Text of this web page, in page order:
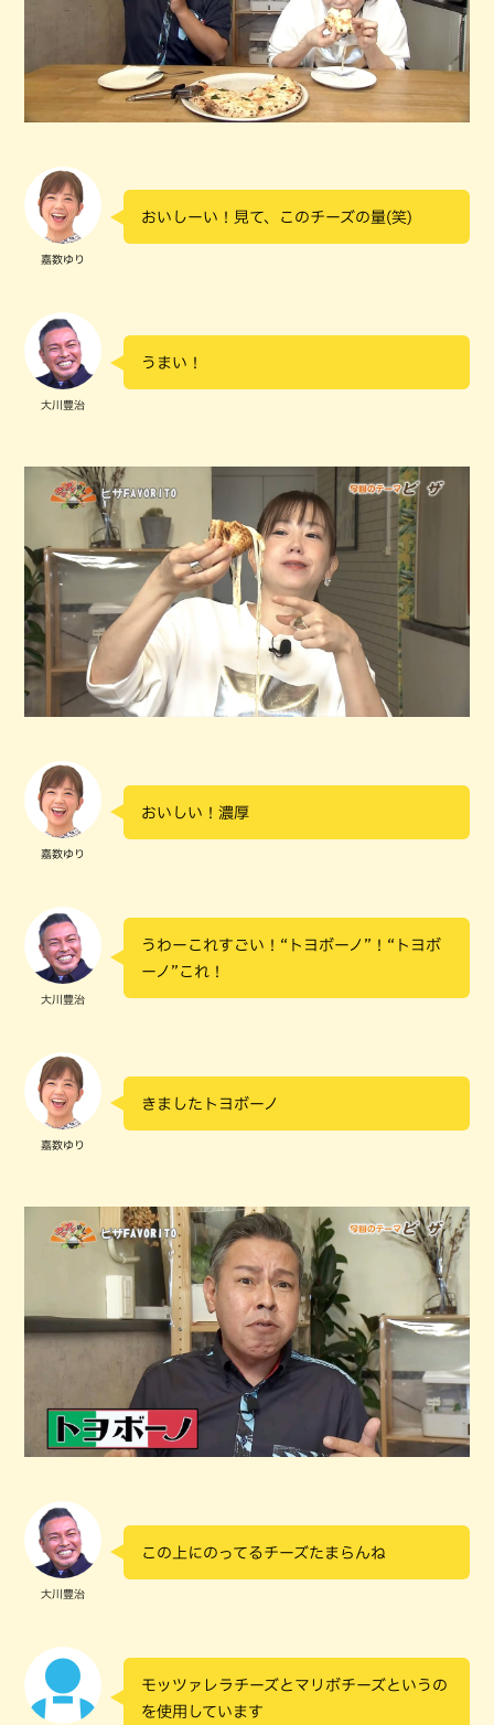
嘉数ゆり
おいしーい！見て、このチーズの量(笑)
大川豊治
うまい！
嘉数ゆり
おいしい！濃厚
大川豊治
うわーこれすごい！“トヨボーノ”！“トヨボ
ーノ”これ！
嘉数ゆり
きましたトヨボーノ
大川豊治
この上にのってるチーズたまらんね
モッツァレラチーズとマリボチーズというの
を使用しています